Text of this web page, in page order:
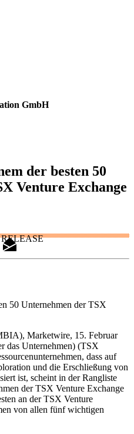
GmbH
der besten 50
Venture Exchange
50 Unternehmen der TSX
Marketwire, 15. Februar
das Unternehmen) (TSX
dass auf
und die Erschließung von
ist, scheint in der Rangliste
der TSX Venture Exchange
an der TSX Venture
von allen fünf wichtigen